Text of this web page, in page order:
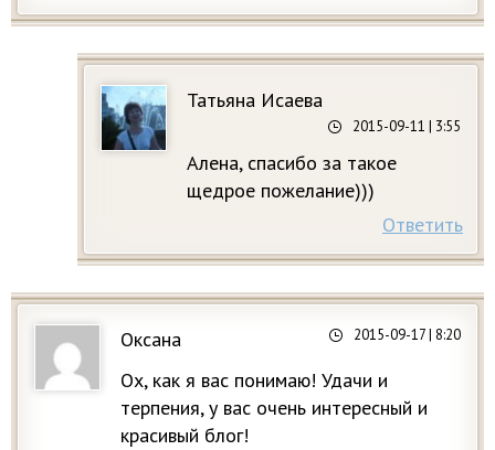
Татьяна Исаева
2015-09-11 | 3:55
Алена, спасибо за такое
щедрое пожелание)))
Ответить
Оксана 2015-09-17| 8:20
Ох, как я вас понимаю! Удачи и
терпения, у вас очень интересный и
красивый блог!